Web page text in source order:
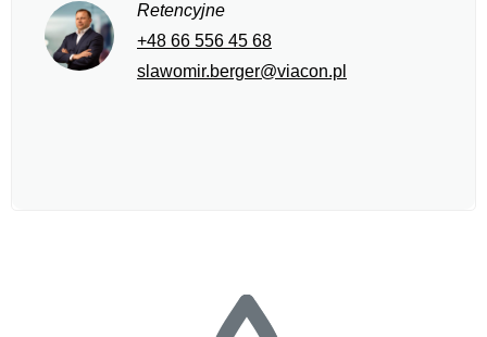
Retencyjne
+48 66 556 45 68
slawomir.berger@viacon.pl